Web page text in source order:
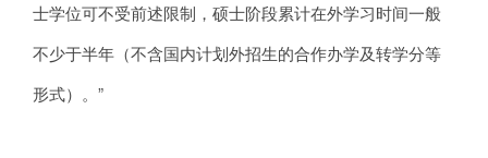
士学位可不受前述限制，硕士阶段累计在外学习时间一般
不少于半年（不含国内计划外招生的合作办学及转学分等
形式）。”